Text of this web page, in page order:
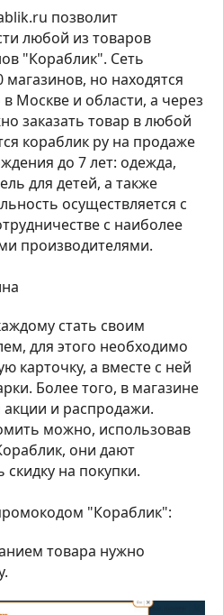
позволит
любой из товаров
"Кораблик". Сеть
но находятся
Москве и области, а через
заказать товар в любой
кораблик ру на продаже
до 7 лет: одежда,
для детей, а также
осуществляется с
с наиболее
производителями.
стать своим
для этого необходимо
карточку, а вместе с ней
Более того, в магазине
и распродажи.
можно, использовав
они дают
на покупки.
"Кораблик":
товара нужно